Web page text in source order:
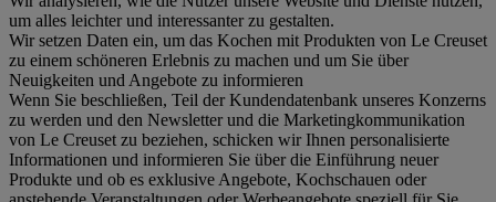
um alles leichter und interessanter zu gestalten.
Wir setzen Daten ein, um das Kochen mit Produkten von Le Creuset
zu einem schöneren Erlebnis zu machen und um Sie über
Neuigkeiten und Angebote zu informieren
Wenn Sie beschließen, Teil der Kundendatenbank unseres Konzerns
zu werden und den Newsletter und die Marketingkommunikation
von Le Creuset zu beziehen, schicken wir Ihnen personalisierte
Informationen und informieren Sie über die Einführung neuer
Produkte und ob es exklusive Angebote, Kochschauen oder